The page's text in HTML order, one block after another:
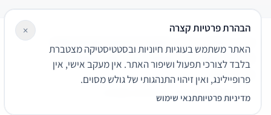
שירותים משפטיים
דרושים צור קשר נגישותפרטיות
תנאי שימוש
© 2026 הפירמה. כל הזכויות שמורות.
הבהרת פרטיות קצרה
האתר משתמש בעוגיות חיוניות ובסטטיסטיקה מצטברת
בלבד לצורכי תפעול ושיפור האתר. אין מעקב אישי, אין
פרופיילינג, ואין זיהוי התנהגותי של גולש מסוים.
מדיניות פרטיותתנאי שימוש
×